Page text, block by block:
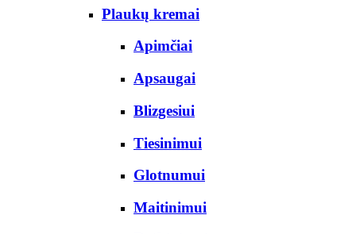
Plaukų kremai
Apimčiai
Apsaugai
Blizgesiui
Tiesinimui
Glotnumui
Maitinimui